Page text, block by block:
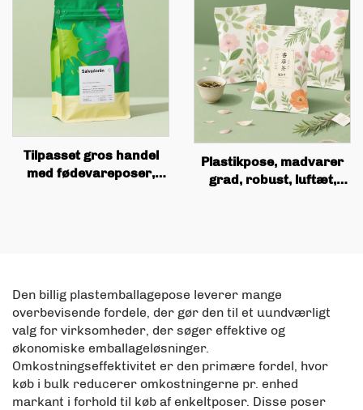
Snacks Anti Lugt
Hundesæk Pakning
Madspakning Sæk,
Proteinpulver Sæk
Tilpasset gros handel
med fødevareposer,
Plastikpose, madvarer
grad, robust, luftæt,
Den billig plastemballagepose leverer mange
overbevisende fordele, der gør den til et uundværligt
valg for virksomheder, der søger effektive og
økonomiske emballageløsninger.
Omkostningseffektivitet er den primære fordel, hvor
køb i bulk reducerer omkostningerne pr. enhed
markant i forhold til køb af enkeltposer. Disse poser